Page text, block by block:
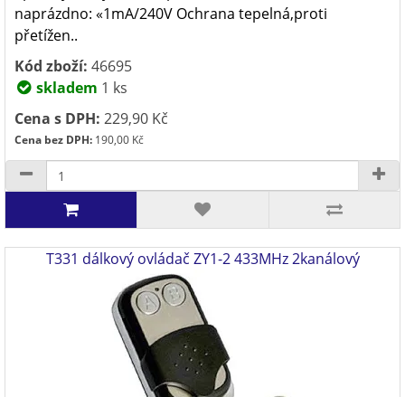
naprázdno: «1mA/240V Ochrana tepelná,proti
přetížen..
Kód zboží: 46695
skladem 1 ks
Cena s DPH: 229,90 Kč
Cena bez DPH: 190,00 Kč
T331 dálkový ovládač ZY1-2 433MHz 2kanálový